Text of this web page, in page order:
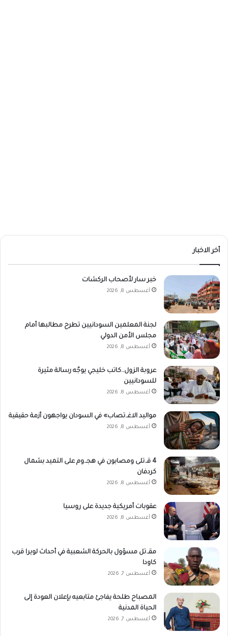
أخر الاخبار
خبر سار لأصحاب الركشات
أغسطس 8, 2026
لجنة المعلمين السودانيين تطرح مطالبها أمام
مجلس الأمن الدولي
أغسطس 8, 2026
عروبة الزول..كاتب خليجي يوجّه رسالة مثيرة
للسودانيين
أغسطس 8, 2026
مواليد الاغـ.تصاب» في السودان يواجهون أزمة حقيقية
أغسطس 8, 2026
4 قـ.تلى ومصابون في هجـ.وم على التميد بشمال
كردفان
أغسطس 8, 2026
عقوبات أمريكية جديدة على روسيا
أغسطس 8, 2026
مقـ.تل مسؤول بالحركة الشعبية في أحداث لويرا قرب
كاودا
أغسطس 7, 2026
المصباح طلحة يفاجئ متابعيه بإعلان العودة إلى
الحياة المدنية
أغسطس 7, 2026